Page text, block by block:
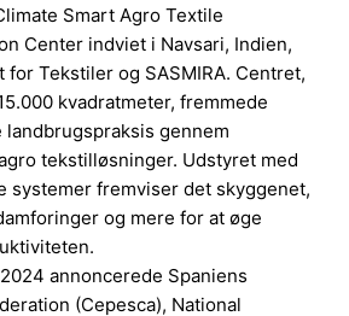
Smart Agro Textile
Center indviet i Navsari, Indien,
for Tekstiler og SASMIRA. Centret,
kvadratmeter, fremmede
gennem
tekstilløsninger. Udstyret med
systemer fremviser det skyggenet,
og mere for at øge
annoncerede Spaniens
(Cepesca), National